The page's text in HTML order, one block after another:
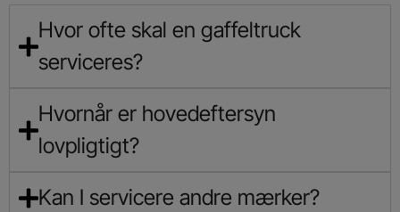
Hvor ofte skal en gaffeltruck
serviceres?
Hvornår er hovedeftersyn
lovpligtigt?
Kan I servicere andre mærker?